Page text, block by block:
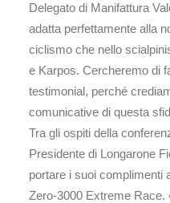
Delegato di Manifattura
adatta perfettamente alla
ciclismo che nello
e Karpos. Cercheremo di
testimonial, perché
comunicative di questa
Tra gli ospiti della
Presidente di Longarone
portare i suoi complimenti
Zero-3000 Extreme Race.